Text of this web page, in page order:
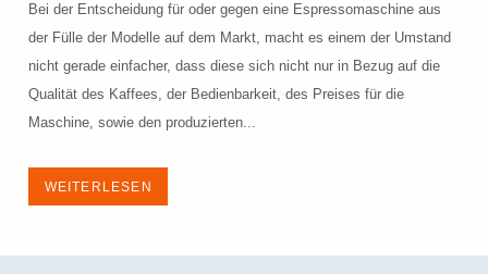
Bei der Entscheidung für oder gegen eine Espressomaschine aus
der Fülle der Modelle auf dem Markt, macht es einem der Umstand
nicht gerade einfacher, dass diese sich nicht nur in Bezug auf die
Qualität des Kaffees, der Bedienbarkeit, des Preises für die
Maschine, sowie den produzierten...
WEITERLESEN